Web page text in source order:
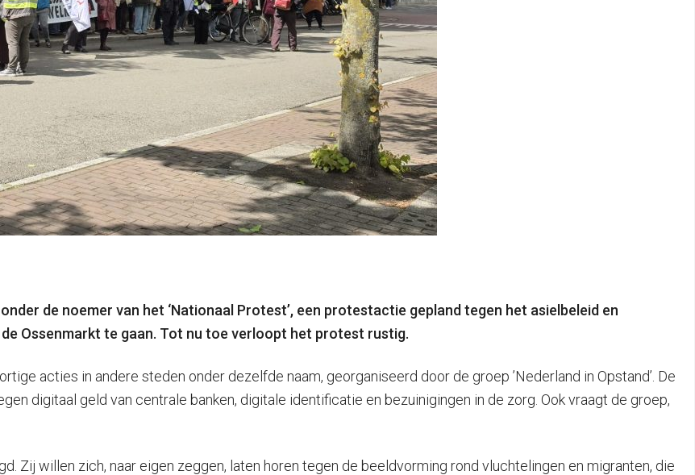
de noemer van het ‘Nationaal Protest’, een protestactie gepland tegen het asielbeleid en
Ossenmarkt te gaan. Tot nu toe verloopt het protest rustig.
acties in andere steden onder dezelfde naam, georganiseerd door de groep ’Nederland in Opstand’. De
digitaal geld van centrale banken, digitale identificatie en bezuinigingen in de zorg. Ook vraagt de groep,
Zij willen zich, naar eigen zeggen, laten horen tegen de beeldvorming rond vluchtelingen en migranten, die